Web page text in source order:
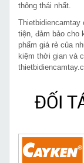
thông thái nhất.
Thietbidiencamtay
tiện, đảm bảo cho
phẩm giá rẻ của
kiệm thời gian và
ĐỐI